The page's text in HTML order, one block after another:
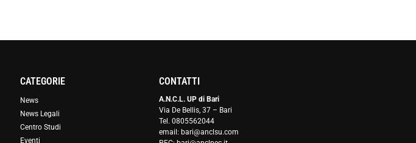
CATEGORIE
News
News Legali
Centro Studi
Eventi
CONTATTI
A.N.C.L. UP di Bari
Via De Bellis, 37 – Bari
Tel. 0805562044
email: bari@anclsu.com